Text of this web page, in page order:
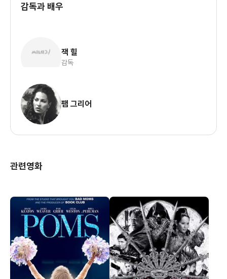
감독과 배우
잭 힐
감독
팸 그리어
관련영화